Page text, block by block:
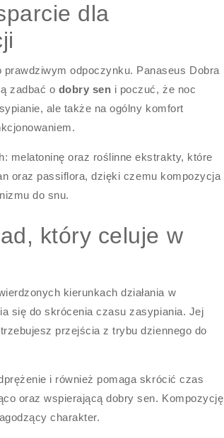
dla
odpoczynku. Panaseus Dobra
zadbać o dobry sen i poczuć, że noc
ale także na ogólny komfort
melatoninę oraz roślinne ekstrakty, które
oraz passiflora, dzięki czemu kompozycja
do snu.
który celuje w
kierunkach działania w
się do skrócenia czasu zasypiania. Jej
przejścia z trybu dziennego do
i również pomaga skrócić czas
oraz wspierającą dobry sen. Kompozycję
charakter.